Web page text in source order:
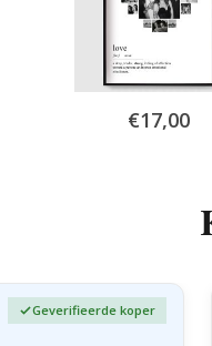
Special
Price
€17,00
Geverifieerde koper